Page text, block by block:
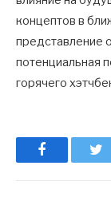
концептов в
представление
потенциальная
горячего
Facebook